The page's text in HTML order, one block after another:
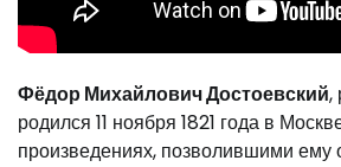
Фёдор Михайлович Достоевский,
родился 11 ноября 1821 года в
произведениях, позволившими ему